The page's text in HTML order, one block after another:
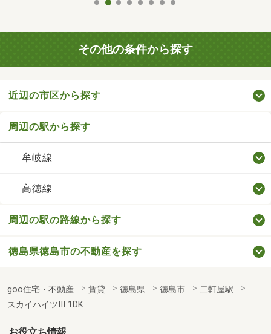
その他の条件から探す
近辺の市区から探す
周辺の駅から探す
牟岐線
高徳線
周辺の駅の路線から探す
徳島県徳島市の不動産を探す
goo住宅・不動産 賃貸 徳島県 徳島市
二軒屋駅
スカイハイツⅢ 1DK
お役立ち情報